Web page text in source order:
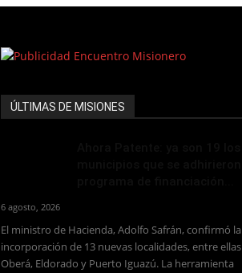
ÚLTIMAS DE MISIONES
6 agosto, 2026
El ministro de Hacienda, Adolfo Safrán, confirmó la
incorporación de 13 nuevas localidades, entre ellas
Oberá, Eldorado y Puerto Iguazú. La herramienta